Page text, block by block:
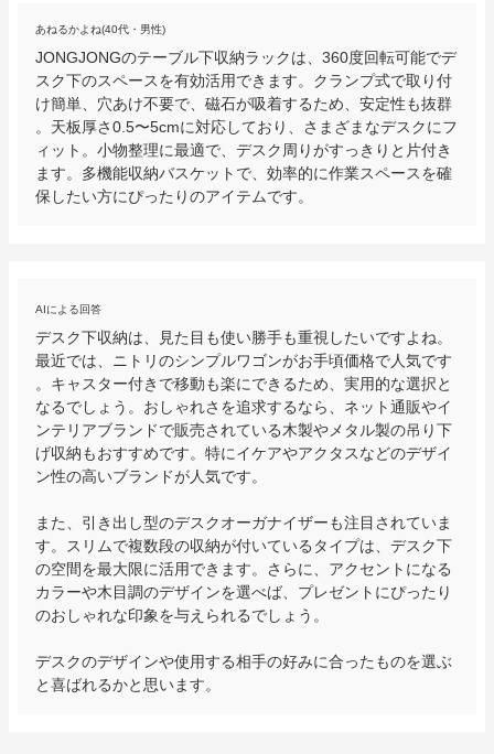
あねるかよね(40代・男性)
JONGJONGのテーブル下収納ラックは、360度回転可能でデ
スク下のスペースを有効活用できます。クランプ式で取り付
け簡単、穴あけ不要で、磁石が吸着するため、安定性も抜群
。天板厚さ0.5〜5cmに対応しており、さまざまなデスクにフ
ィット。小物整理に最適で、デスク周りがすっきりと片付き
ます。多機能収納バスケットで、効率的に作業スペースを確
保したい方にぴったりのアイテムです。
AIによる回答
デスク下収納は、見た目も使い勝手も重視したいですよね。
最近では、ニトリのシンプルワゴンがお手頃価格で人気です
。キャスター付きで移動も楽にできるため、実用的な選択と
なるでしょう。おしゃれさを追求するなら、ネット通販やイ
ンテリアブランドで販売されている木製やメタル製の吊り下
げ収納もおすすめです。特にイケアやアクタスなどのデザイ
ン性の高いブランドが人気です。
また、引き出し型のデスクオーガナイザーも注目されていま
す。スリムで複数段の収納が付いているタイプは、デスク下
の空間を最大限に活用できます。さらに、アクセントになる
カラーや木目調のデザインを選べば、プレゼントにぴったり
のおしゃれな印象を与えられるでしょう。
デスクのデザインや使用する相手の好みに合ったものを選ぶ
と喜ばれるかと思います。